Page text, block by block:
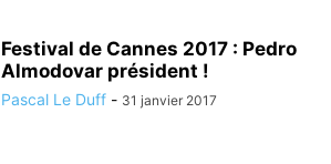
Festival de Cannes 2017 : Pedro
Almodovar président !
Pascal Le Duff - 31 janvier 2017